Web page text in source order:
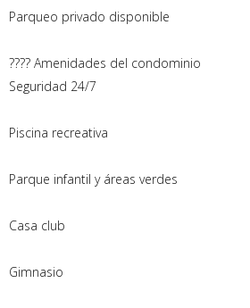
Parqueo privado disponible
???? Amenidades del condominio
Seguridad 24/7
Piscina recreativa
Parque infantil y áreas verdes
Casa club
Gimnasio